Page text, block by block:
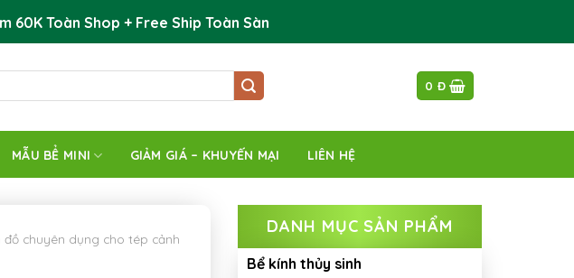
60K Toàn Shop + Free Ship Toàn Sàn
0 Đ
MẪU BỂ MINI GIẢM GIÁ – KHUYẾN MẠI LIÊN HỆ
DANH MỤC SẢN PHẨM
Bể kính thủy sinh
đồ chuyên dụng cho tép cảnh